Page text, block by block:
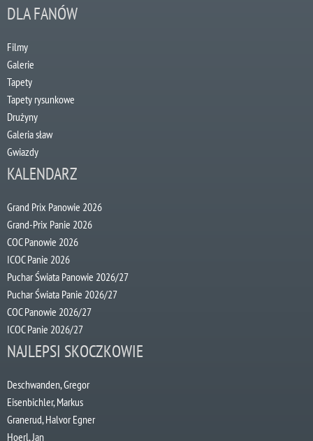
DLA FANÓW
Filmy
Galerie
Tapety
Tapety rysunkowe
Drużyny
Galeria sław
Gwiazdy
KALENDARZ
Grand Prix Panowie 2026
Grand-Prix Panie 2026
COC Panowie 2026
ICOC Panie 2026
Puchar Świata Panowie 2026/27
Puchar Świata Panie 2026/27
COC Panowie 2026/27
ICOC Panie 2026/27
NAJLEPSI SKOCZKOWIE
Deschwanden, Gregor
Eisenbichler, Markus
Granerud, Halvor Egner
Hoerl, Jan